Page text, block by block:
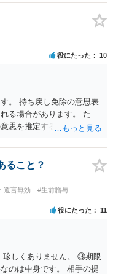
るのがベターのような気
役にたった 10
。 持ち戻し免除の意思表
る場合があります。 た
思を推定することになり
おいていただくべきとい
な回答でした。失礼しまし
与による特別受益の持ち
ックスなものですが、ご
受益となりそうな贈与に
相談してみてはいかがで
ること？
遺言無効
#生前贈与
役にたった 11
しくありません。 ③期限
のは中身です。 相手の提